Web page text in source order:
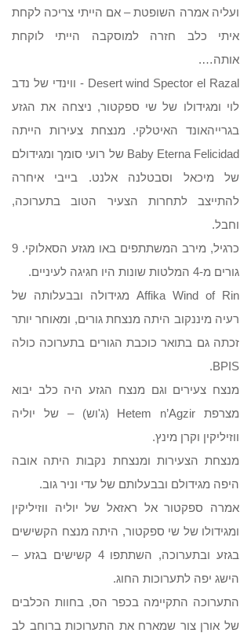
ועליה אמרה השופטת – אם הייתי צריכה לקחת
איתי כלב חזרה למוסקבה הייתי לוקחת
אותה….
Desert wind Spector el Razal - ווינדי של נדב
לוי ומגידולו של שי ספקטור, ניצחה את הגזע
בגרייהאונד האיטלקי. מנצחת צעירות הייתה
Baby Eterna Felicidad של רועי סומך ומגידולם
של מיכאל וסבטלנה אלנט. בייבי איחרה
להתייצב לתחרות הצעיר הטוב בתערוכה,
וחבל.
כרגיל, מירב המשתתפים באו מגזע הסאלוקי. 9
גורים מ-4 המלטות שונות היו חגיגה לעיניים.
Affika Wind of Rin מגידולה ובבעלותה של
רעיה מיננקוב היתה מנצחת גורים, ומאוחר יותר
זכתה גם בתואר כוכבת הגורים בתערוכה כולה
BPIS.
מנצח צעירים וגם מנצח הגזע היה כלב יבוא
מצרפת Hetem n’Agzir (ג'וש) – של יוליה
ווזיליקין וקרן מינץ.
מנצחת הצעירות ומנצחת נקבות היתה אובה
היפה מגידולם ובבעלותם של עדי וניר גוב.
אמרה ספקטור אל ראזאל של יוליה ווזיליקין
ומגידולו של שי ספקטור, היתה מנצח הקשישים
בגזע ובתערוכה, השתתפו 4 קשישים בגזע –
הישג יפה לתערוכות החוג.
התערוכה התקיימה בכפר הס, בחוות הכלבים
של אורן צור שמארח את התערוכות ברוחב לב